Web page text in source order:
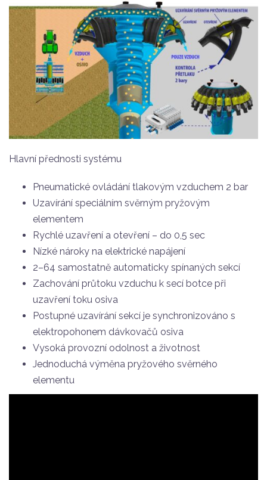
Hlavní přednosti systému
Pneumatické ovládání tlakovým vzduchem 2 bar
Uzavírání speciálním svěrným pryžovým
elementem
Rychlé uzavření a otevření – do 0,5 sec
Nízké nároky na elektrické napájení
2–64 samostatně automaticky spínaných sekcí
Zachování průtoku vzduchu k secí botce při
uzavření toku osiva
Postupné uzavírání sekcí je synchronizováno s
elektropohonem dávkovačů osiva
Vysoká provozní odolnost a životnost
Jednoduchá výměna pryžového svěrného
elementu